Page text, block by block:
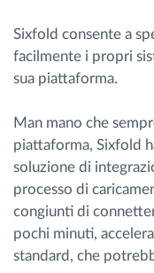
Come risolviamo
Sixfold consente a
facilmente i propri
sua piattaforma.
Man mano che
piattaforma, Sixfold
soluzione di
processo di
congiunti di
pochi minuti,
standard, che